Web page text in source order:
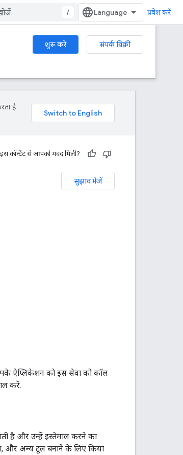
/ प्रवेश करें
शुरू करें
संपर्क बिक्री
है.
इस कॉन्टेंट से आपको मदद मिली?
सुझाव भेजें
ऐप्लिकेशन को इस सेवा को कॉल
करें.
है और उन्हें इस्तेमाल करने का
और अन्य टूल बनाने के लिए किया